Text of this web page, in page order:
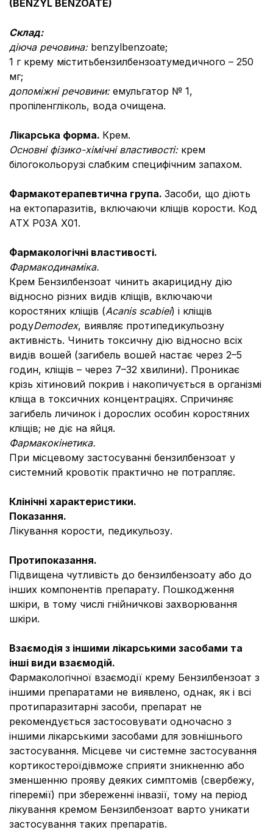
(BENZYL BENZOATE)
Склад:
діюча речовина: benzylbenzoate;
1 г крему міститьбензилбензоатумедичного – 250
мг;
допоміжні речовини: емульгатор № 1,
пропіленгліколь, вода очищена.
Лікарська форма. Крем.
Основні фізико-хімічні властивості: крем
білогокольорузі слабким специфічним запахом.
Фармакотерапевтична група. Засоби, що діють
на ектопаразитів, включаючи кліщів корости. Код
АТХ Р03А Х01.
Фармакологічні властивості.
Фармакодинаміка.
Крем Бензилбензоат чинить акарицидну дію
відносно різних видів кліщів, включаючи
коростяних кліщів (Acanis scabiei) і кліщів
родуDemodex, виявляє протипедикульозну
активність. Чинить токсичну дію відносно всіх
видів вошей (загибель вошей настає через 2–5
годин, кліщів – через 7–32 хвилини). Проникає
крізь хітиновий покрив і накопичується в організмі
кліща в токсичних концентраціях. Спричиняє
загибель личинок і дорослих особин коростяних
кліщів; не діє на яйця.
Фармакокінетика.
При місцевому застосуванні бензилбензоат у
системний кровотік практично не потрапляє.
Клінічні характеристики.
Показання.
Лікування корости, педикульозу.
Протипоказання.
Підвищена чутливість до бензилбензоату або до
інших компонентів препарату. Пошкодження
шкіри, в тому числі гнійничкові захворювання
шкіри.
Взаємодія з іншими лікарськими засобами та
інші види взаємодій.
Фармакологічної взаємодії крему Бензилбензоат з
іншими препаратами не виявлено, однак, як і всі
протипаразитарні засоби, препарат не
рекомендується застосовувати одночасно з
іншими лікарськими засобами для зовнішнього
застосування. Місцеве чи системне застосування
кортикостероїдівможе сприяти зникненню або
зменшенню прояву деяких симптомів (свербежу,
гіперемії) при збереженні інвазії, тому на період
лікування кремом Бензилбензоат варто уникати
застосування таких препаратів.